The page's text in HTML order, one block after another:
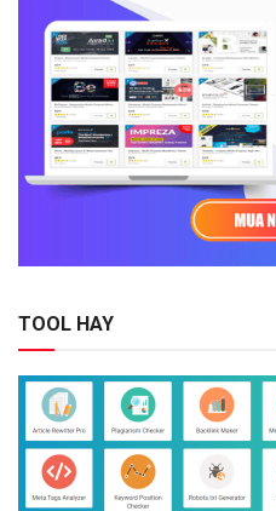
TOOL HAY